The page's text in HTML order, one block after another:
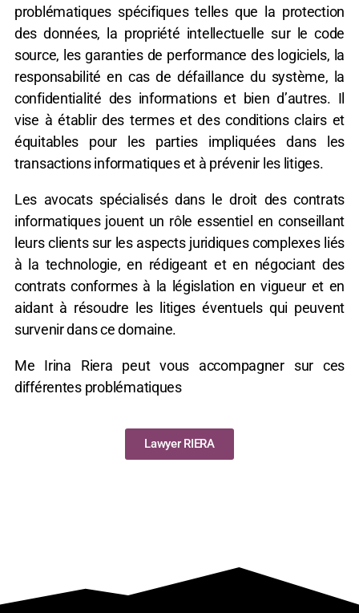
problématiques spécifiques telles que la protection
des données, la propriété intellectuelle sur le code
source, les garanties de performance des logiciels, la
responsabilité en cas de défaillance du système, la
confidentialité des informations et bien d’autres. Il
vise à établir des termes et des conditions clairs et
équitables pour les parties impliquées dans les
transactions informatiques et à prévenir les litiges.
Les avocats spécialisés dans le droit des contrats
informatiques jouent un rôle essentiel en conseillant
leurs clients sur les aspects juridiques complexes liés
à la technologie, en rédigeant et en négociant des
contrats conformes à la législation en vigueur et en
aidant à résoudre les litiges éventuels qui peuvent
survenir dans ce domaine.
Me Irina Riera peut vous accompagner sur ces
différentes problématiques
Lawyer RIERA